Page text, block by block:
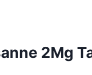
2Mg